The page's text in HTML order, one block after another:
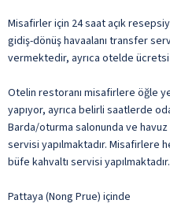
Misafirler için 24 saat açık
gidiş-dönüş havaalanı transfer
vermektedir, ayrıca otelde
Otelin restoranı misafirlere öğle
yapıyor, ayrıca belirli saatlerde
Barda/oturma salonunda ve
servisi yapılmaktadır. Misafirlere
büfe kahvaltı servisi yapılmaktadır.
Pattaya (Nong Prue) içinde